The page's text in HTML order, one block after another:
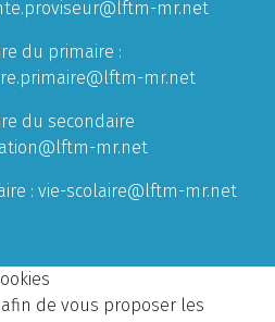
mr.net
du primaire :
mr.net
du secondaire
mr.net
: vie-scolaire@lftm-mr.net
de vous proposer les